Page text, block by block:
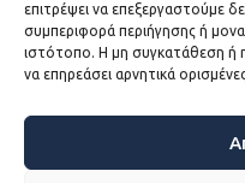
επιτρέψει να επεξεργαστούμε
συμπεριφορά περιήγησης ή
ιστότοπο. Η μη συγκατάθεση ή
να επηρεάσει αρνητικά